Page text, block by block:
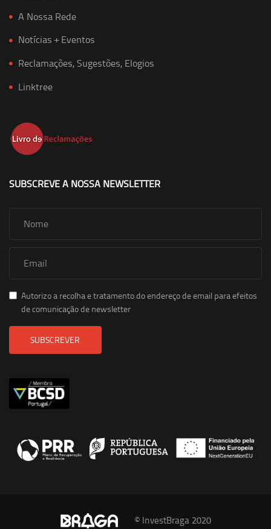
A Nossa Rede
Notícias + Eventos
Reclamações, Sugestões, Elogios
Linktree
SUBSCREVE A NOSSA NEWSLETTER
Autorizo a recolha e tratamento do endereço de email para efeitos
de comunicação de newsletter
SUBSCREVER
© InvestBraga 2020